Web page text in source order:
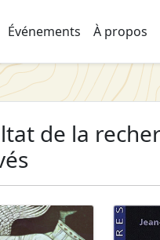
Événements À propos
de la